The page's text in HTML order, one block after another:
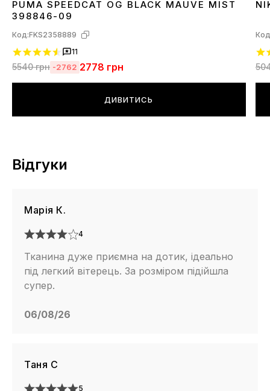
36373839 4041
PUMA SPEEDCAT OG BLACK MAUVE MIST
398846-09
Код:FKS2358889
11
5540грн -2762 2778 грн
ДИВИТИСЬ
Відгуки
Марія К.
4
Тканина дуже приємна на дотик, ідеально
під легкий вітерець. За розміром підійшла
супер.
06/08/26
Таня С
5